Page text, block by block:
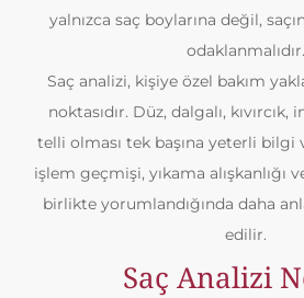
yalnızca saç boylarına değil,
odaklanmalıdır.
Saç analizi, kişiye özel bakım
noktasıdır. Düz, dalgalı, kıvırcık,
telli olması tek başına yeterli bilgi
işlem geçmişi, yıkama alışkanlığı
birlikte yorumlandığında daha
edilir.
Saç Analizi